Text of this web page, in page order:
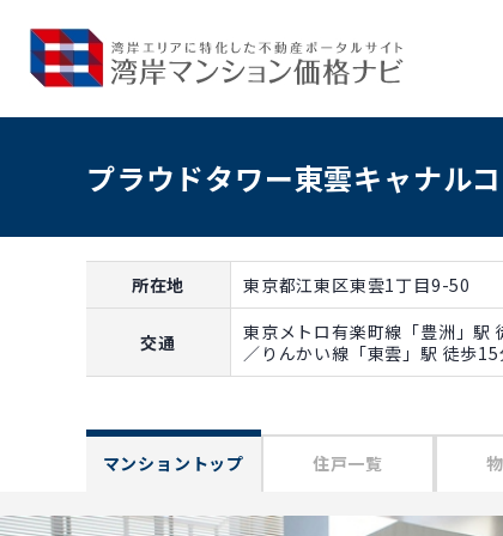
プラウドタワー東雲キャナル
所在地 東京都江東区東雲1丁目9-50
交通
東京メトロ有楽町線「豊洲」駅
／りんかい線「東雲」駅 徒歩15
マンショントップ 住戸一覧